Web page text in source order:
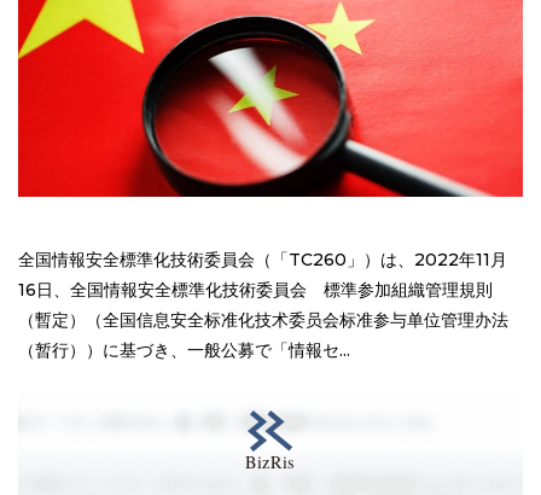
全国情報安全標準化技術委員会（「TC260」）は、2022年11月
16日、全国情報安全標準化技術委員会 標準参加組織管理規則
（暫定）（全国信息安全标准化技术委员会标准参与单位管理办法
（暂行））に基づき、一般公募で「情報セ...